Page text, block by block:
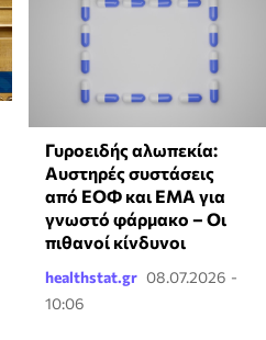
Γυροειδής αλωπεκία:
Αυστηρές συστάσεις
από ΕΟΦ και EMA για
γνωστό φάρμακο – Οι
πιθανοί κίνδυνοι
healthstat.gr 08.07.2026 -
10:06